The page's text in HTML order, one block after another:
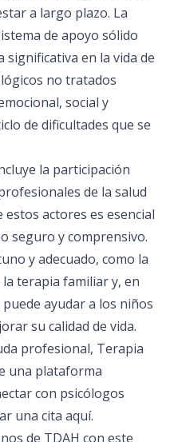
a largo plazo. La
de apoyo sólido
en la vida de
no tratados
social y
de dificultades que se
la participación
de la salud
actores es esencial
seguro y comprensivo.
y adecuado, como la
terapia familiar y, en
ayudar a los niños
su calidad de vida.
profesional, Terapia
una plataforma
con psicólogos
una cita aquí.
de TDAH con este